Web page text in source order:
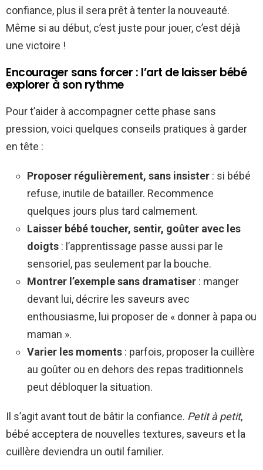
confiance, plus il sera prêt à tenter la nouveauté.
Même si au début, c’est juste pour jouer, c’est déjà
une victoire !
Encourager sans forcer : l’art de laisser bébé
explorer à son rythme
Pour t’aider à accompagner cette phase sans
pression, voici quelques conseils pratiques à garder
en tête :
Proposer régulièrement, sans insister : si bébé
refuse, inutile de batailler. Recommence
quelques jours plus tard calmement.
Laisser bébé toucher, sentir, goûter avec les
doigts : l’apprentissage passe aussi par le
sensoriel, pas seulement par la bouche.
Montrer l’exemple sans dramatiser : manger
devant lui, décrire les saveurs avec
enthousiasme, lui proposer de « donner à papa ou
maman ».
Varier les moments : parfois, proposer la cuillère
au goûter ou en dehors des repas traditionnels
peut débloquer la situation.
Il s’agit avant tout de bâtir la confiance. Petit à petit,
bébé acceptera de nouvelles textures, saveurs et la
cuillère deviendra un outil familier.